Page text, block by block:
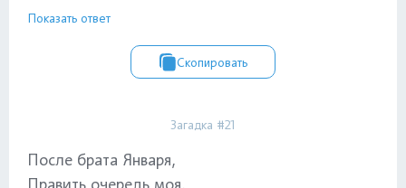
Показать ответ
Скопировать
Загадка #21
После брата Января,
Править очередь моя.